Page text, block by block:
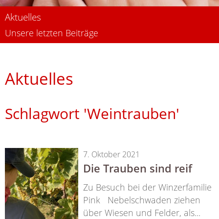
Aktuelles
Unsere letzten Beiträge
Aktuelles
Schlagwort 'Weintrauben'
7. Oktober 2021
Die Trauben sind reif
Zu Besuch bei der Winzerfamilie
Pink Nebelschwaden ziehen
über Wiesen und Felder, als...